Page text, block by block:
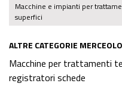
Macchine e impianti per
superfici
ALTRE CATEGORIE
Macchine per trattamenti
registratori schede